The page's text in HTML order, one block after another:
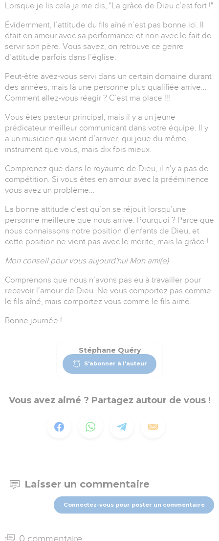
Lorsque je lis cela je me dis, "La grâce de Dieu c’est fort !"
Évidemment, l’attitude du fils aîné n’est pas bonne ici. Il
était en amour avec sa performance et non avec le fait de
servir son père. Vous savez, on retrouve ce genre
d’attitude parfois dans l’église.
Peut-être avez-vous servi dans un certain domaine durant
des années, mais là une personne plus qualifiée arrive…
Comment allez-vous réagir ? C’est ma place !!!
Vous êtes pasteur principal, mais il y a un jeune
prédicateur meilleur communicant dans votre équipe. Il y
a un musicien qui vient d’arriver, qui joue du même
instrument que vous, mais dix fois mieux.
Comprenez que dans le royaume de Dieu, il n’y a pas de
compétition. Si vous êtes en amour avec la prééminence
vous avez un problème…
La bonne attitude c’est qu’on se réjouit lorsqu’une
personne meilleure que nous arrive. Pourquoi ? Parce que
nous connaissons notre position d’enfants de Dieu, et
cette position ne vient pas avec le mérite, mais la grâce !
Mon conseil pour vous aujourd'hui Mon ami(e)
Comprenons que nous n’avons pas eu à travailler pour
recevoir l’amour de Dieu. Ne vous comportez pas comme
le fils aîné, mais comportez vous comme le fils aimé.
Bonne journée !
Stéphane Quéry
S'abonner à l'auteur
Vous avez aimé ? Partagez autour de vous !
Laisser un commentaire
Connectez-vous pour poster un commentaire
0 commentaire